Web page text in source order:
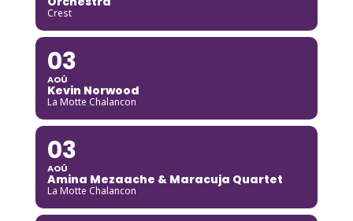
Crest
03
AOÛ
Kevin Norwood
La Motte Chalancon
03
AOÛ
Amina Mezaache & Maracuja Quartet
La Motte Chalancon